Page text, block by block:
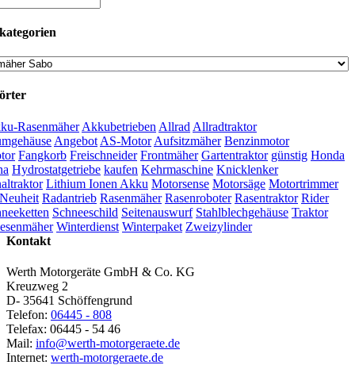
Rasenmäher Akkubetrieben Allrad Allradtraktor
Angebot AS-Motor Aufsitzmäher Benzinmotor
Fangkorb Freischneider Frontmäher Gartentraktor günstig Honda
Hydrostatgetriebe kaufen Kehrmaschine Knicklenker
Lithium Ionen Akku Motorsense Motorsäge Motortrimmer
Neuheit Radantrieb Rasenmäher Rasenroboter Rasentraktor Rider
Schneeschild Seitenauswurf Stahlblechgehäuse Traktor
Winterdienst Winterpaket Zweizylinder
Kontakt
Werth Motorgeräte GmbH & Co. KG
Kreuzweg 2
D- 35641 Schöffengrund
Telefon: 06445 - 808
Telefax: 06445 - 54 46
Mail: info@werth-motorgeraete.de
Internet: werth-motorgeraete.de